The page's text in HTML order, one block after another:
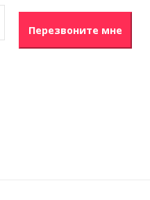
Перезвоните мне